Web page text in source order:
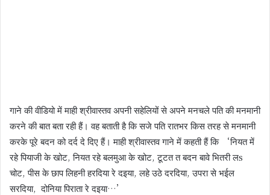
गाने की वीडियो में माही श्रीवास्तव अपनी सहेलियों से अपने मनचले पति की मनमानी
करने की बात बता रही हैं। वह बताती है कि सजे पति रातभर किस तरह से मनमानी
करके पूरे बदन को दर्द दे दिए हैं। माही श्रीवास्तव गाने में कहती हैं कि ‘नियत में
रहे पियाजी के खोट, नियत रहे बलमुआ के खोट, टूटत त बदन बावे भितरी लs
चोट, पीस के छाप लिहनी हरदिया रे दइया, लहे उठे दरदिया, उपरा से भईल
सरदिया, दोनिया पिराता रे दइया…’